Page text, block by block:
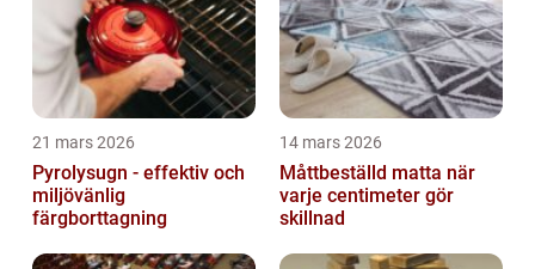
21 mars 2026
Pyrolysugn - effektiv och
miljövänlig
färgborttagning
14 mars 2026
Måttbeställd matta när
varje centimeter gör
skillnad